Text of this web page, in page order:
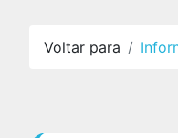
Voltar para